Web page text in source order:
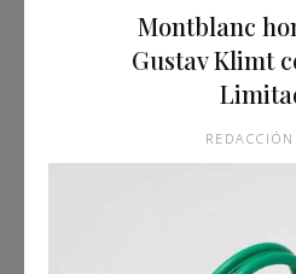
Montblanc
Gustav Klimt